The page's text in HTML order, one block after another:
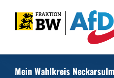
Inhalt
springen
Mein Wahlkreis Neckarsulm